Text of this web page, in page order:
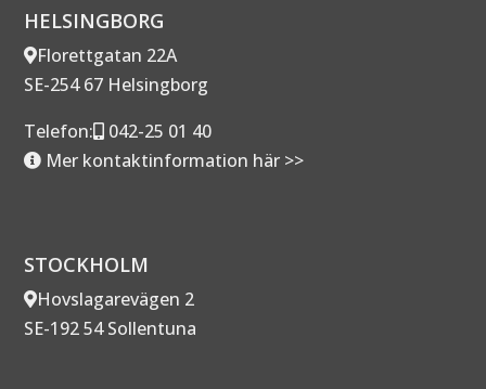
HELSINGBORG
Florettgatan 22A
SE-254 67 Helsingborg
Telefon:
042-25 01 40
Mer kontaktinformation här >>
STOCKHOLM
Hovslagarevägen 2
SE-192 54 Sollentuna